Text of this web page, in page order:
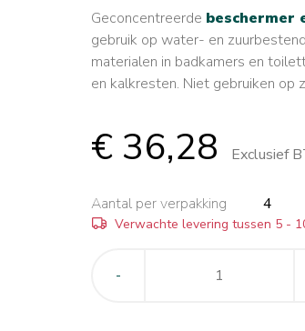
Geconcentreerde beschermer
gebruik op water- en
materialen in badkamers en
en kalkresten. Niet gebruiken op
€ 36,28 Exclusief
Aantal per verpakking 4
Verwachte levering tussen 5 -
-